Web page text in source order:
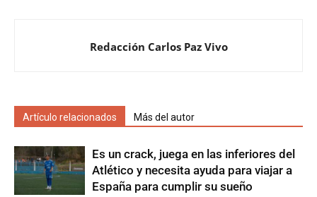
Redacción Carlos Paz Vivo
Artículo relacionados Más del autor
Es un crack, juega en las inferiores del
Atlético y necesita ayuda para viajar a
España para cumplir su sueño